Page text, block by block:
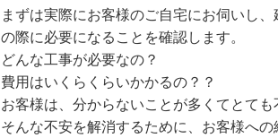
まずは実際にお客様のご自宅にお伺いし
の際に必要になることを確認します。
どんな工事が必要なの？
費用はいくらくらいかかるの？？
お客様は、分からないことが多くてとても
そんな不安を解消するために、お客様へ